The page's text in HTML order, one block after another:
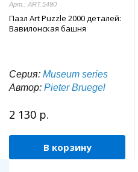
Арт.: ART.5490
Пазл Art Puzzle 2000 деталей:
Вавилонская башня
Серия: Museum series
Автор: Pieter Bruegel
2 130 р.
В корзину